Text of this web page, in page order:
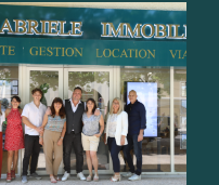
pour un
souhaitiez
vous conseille
propose des
: maisons avec
résidences